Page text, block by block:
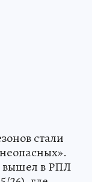
стали
вышел в РПЛ